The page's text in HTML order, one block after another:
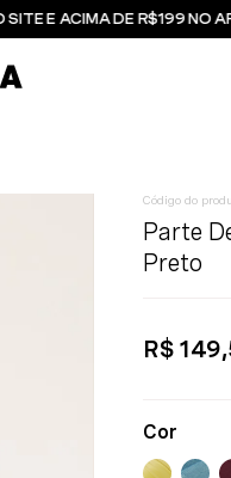
E ACIMA DE R$199 NO
Parte
Preto
R$ 149,